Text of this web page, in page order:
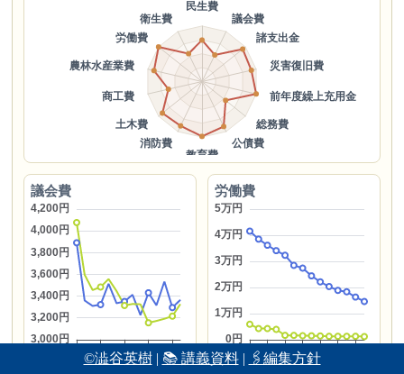
©澁谷英樹| 📚 講義資料| 🖇編集方針
議会費 労働費